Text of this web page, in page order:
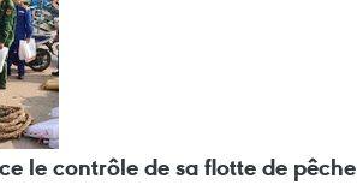
le contrôle de sa flotte de pêche